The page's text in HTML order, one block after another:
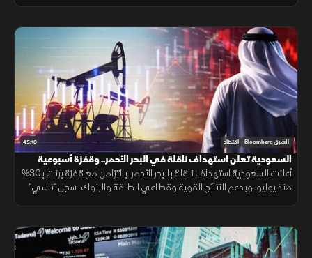
45:18 الشرق Bloomberg اقتصاد
السعودية تعلن استهداف ناقلة في البحر الأحمر.. وقفزة أسبوعية
لـ"تاسي"
أعلنت السعودية استهداف ناقلة بالبحر الأحمر. بالتزامن مع قفزة برنت بـ30%
منذ يوليو. وبدعم النتائج القوية وقطاعي الطاقة والبنوك، سجل "تاسي"